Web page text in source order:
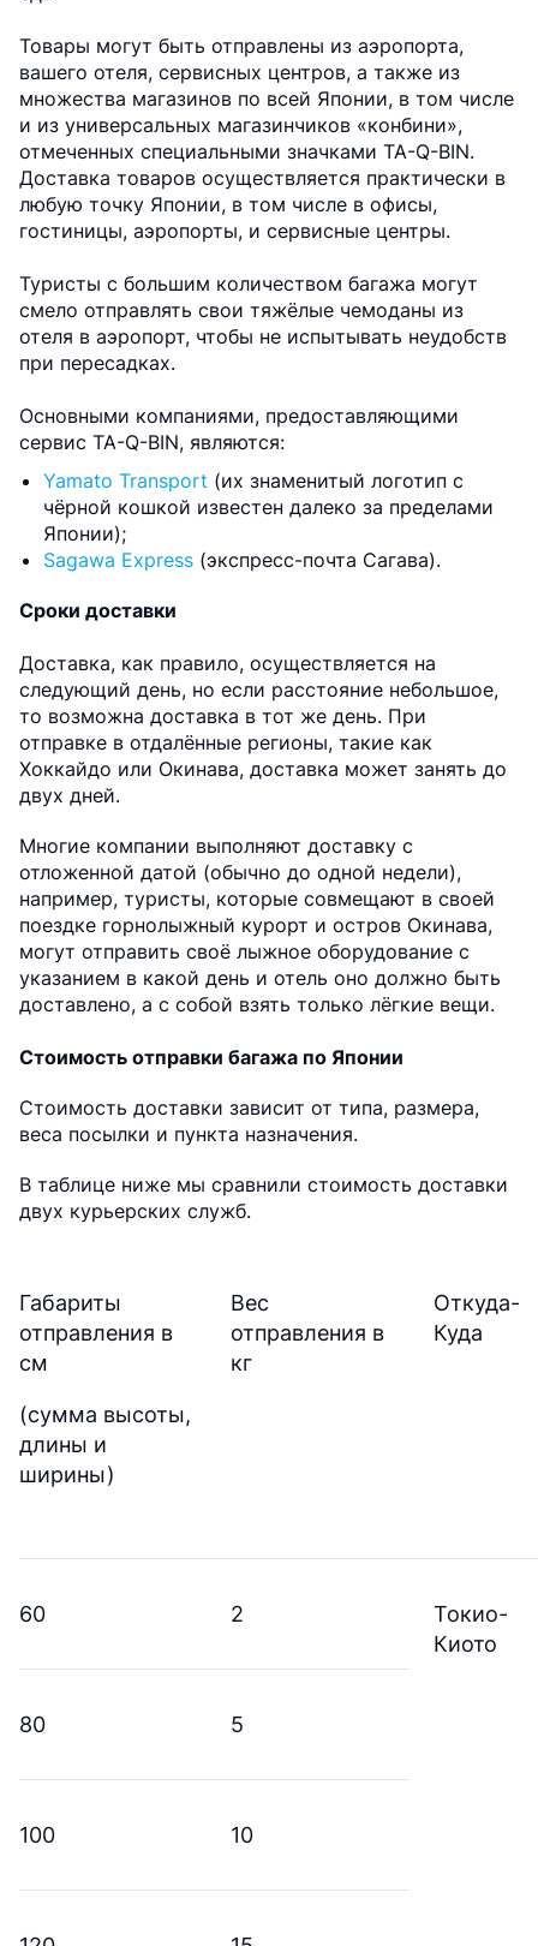
Товары могут быть отправлены из аэропорта,
вашего отеля, сервисных центров, а также из
множества магазинов по всей Японии, в том числе
и из универсальных магазинчиков «конбини»,
отмеченных специальными значками TA-Q-BIN.
Доставка товаров осуществляется практически в
любую точку Японии, в том числе в офисы,
гостиницы, аэропорты, и сервисные центры.
Туристы с большим количеством багажа могут
смело отправлять свои тяжёлые чемоданы из
отеля в аэропорт, чтобы не испытывать неудобств
при пересадках.
Основными компаниями, предоставляющими
сервис TA-Q-BIN, являются:
Yamato Transport (их знаменитый логотип с
чёрной кошкой известен далеко за пределами
Японии);
Sagawa Express (экспресс-почта Сагава).
Сроки доставки
Доставка, как правило, осуществляется на
следующий день, но если расстояние небольшое,
то возможна доставка в тот же день. При
отправке в отдалённые регионы, такие как
Хоккайдо или Окинава, доставка может занять до
двух дней.
Многие компании выполняют доставку с
отложенной датой (обычно до одной недели),
например, туристы, которые совмещают в своей
поездке горнолыжный курорт и остров Окинава,
могут отправить своё лыжное оборудование с
указанием в какой день и отель оно должно быть
доставлено, а с собой взять только лёгкие вещи.
Стоимость отправки багажа по Японии
Стоимость доставки зависит от типа, размера,
веса посылки и пункта назначения.
В таблице ниже мы сравнили стоимость доставки
двух курьерских служб.
Габариты
отправления в
см
(сумма высоты,
длины и
ширины)
Вес
отправления в
кг
Откуда-
Куда
60 2
Токио-
Киото
80 5
100 10